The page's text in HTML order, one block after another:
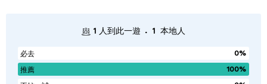
1 人到此一遊 . 1 本地人
必去
0%
推薦
100%